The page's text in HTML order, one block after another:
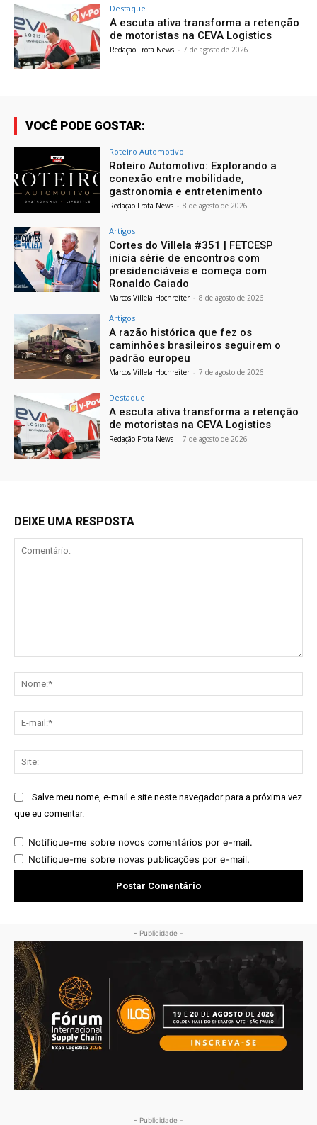
Destaque
A escuta ativa transforma a retenção
de motoristas na CEVA Logistics
Redação Frota News - 7 de agosto de 2026
VOCÊ PODE GOSTAR:
Roteiro Automotivo
Roteiro Automotivo: Explorando a
conexão entre mobilidade,
gastronomia e entretenimento
Redação Frota News - 8 de agosto de 2026
Artigos
Cortes do Villela #351 | FETCESP
inicia série de encontros com
presidenciáveis e começa com
Ronaldo Caiado
Marcos Villela Hochreiter - 8 de agosto de 2026
Artigos
A razão histórica que fez os
caminhões brasileiros seguirem o
padrão europeu
Marcos Villela Hochreiter - 7 de agosto de 2026
Destaque
A escuta ativa transforma a retenção
de motoristas na CEVA Logistics
Redação Frota News - 7 de agosto de 2026
DEIXE UMA RESPOSTA
Salve meu nome, e-mail e site neste navegador para a próxima vez
que eu comentar.
Notifique-me sobre novos comentários por e-mail.
Notifique-me sobre novas publicações por e-mail.
- Publicidade -
- Publicidade -